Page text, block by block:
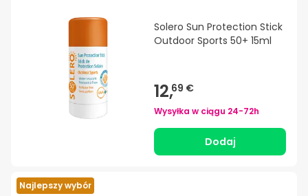
Solero Sun Protection Stick
Outdoor Sports 50+ 15ml
12,69 €
Wysyłka w ciągu 24-72h
Dodaj
Najlepszy wybór